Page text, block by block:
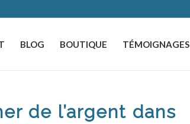
BLOG BOUTIQUE TÉMOIGNAGES
de l’argent dans